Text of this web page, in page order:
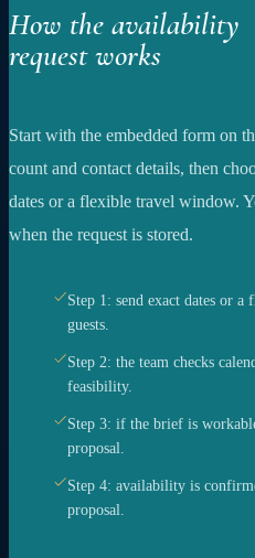
How the availability
request works
Start with the embedded form on
count and contact details, then
dates or a flexible travel window.
when the request is stored.
Step 1: send exact dates or
guests.
Step 2: the team checks
feasibility.
Step 3: if the brief is
proposal.
Step 4: availability is
proposal.